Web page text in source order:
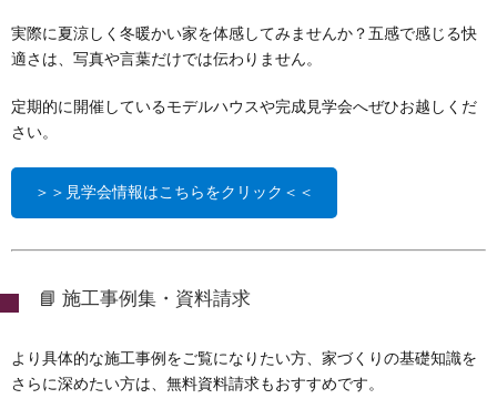
実際に夏涼しく冬暖かい家を体感してみませんか？五感で感じる快
適さは、写真や言葉だけでは伝わりません。
定期的に開催しているモデルハウスや完成見学会へぜひお越しくだ
さい。
＞＞見学会情報はこちらをクリック＜＜
📘 施工事例集・資料請求
より具体的な施工事例をご覧になりたい方、家づくりの基礎知識を
さらに深めたい方は、無料資料請求もおすすめです。